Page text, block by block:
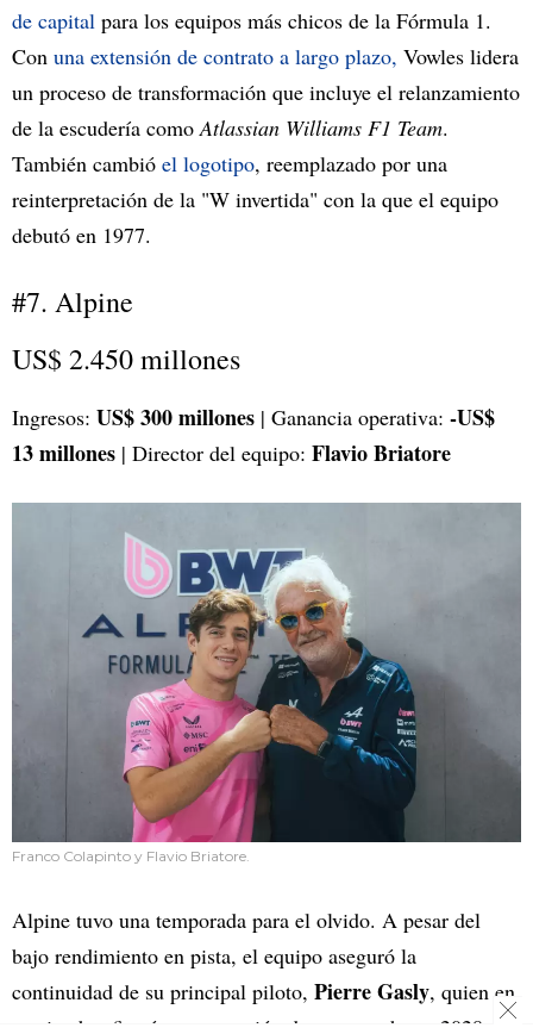
de capital para los equipos más chicos de la Fórmula 1.
Con una extensión de contrato a largo plazo, Vowles lidera
un proceso de transformación que incluye el relanzamiento
de la escudería comoAtlassian Williams F1 Team.
También cambió el logotipo, reemplazado por una
reinterpretación de la "W invertida" con la que el equipo
debutó en 1977.
#7. Alpine
US$ 2.450 millones
Ingresos: US$ 300 millones | Ganancia operativa: -US$
13 millones | Director del equipo: Flavio Briatore
Franco Colapinto y Flavio Briatore.
Alpine tuvo una temporada para el olvido. A pesar del
bajo rendimiento en pista, el equipo aseguró la
continuidad de su principal piloto, Pierre Gasly, quien en
septiembre firmó una extensión de contrato hasta 2028.